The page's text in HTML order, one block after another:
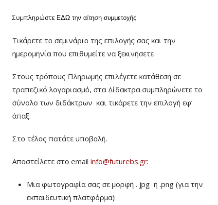
Συμπληρώστε ΕΔΩ την αίτηση συμμετοχής
Τικάρετε το σεμινάριο της επιλογής σας και την
ημερομηνία που επιθυμείτε να ξεκινήσετε
Στους τρόπους Πληρωμής επιλέγετε κατάθεση σε
τραπεζικό λογαριασμό, στα Δίδακτρα συμπληρώνετε το
σύνολο των διδάκτρων και τικάρετε την επιλογή εφ’
άπαξ.
Στο τέλος πατάτε υποβολή.
Αποστείλετε στο email info@futurebs.gr:
Μια φωτογραφία σας σε μορφή . jpg ή .png (για την
εκπαιδευτική πλατφόρμα)